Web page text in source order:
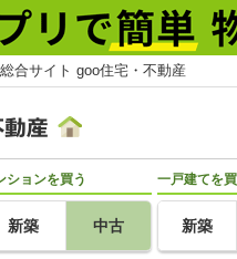
合サイト goo住宅・不動産
ションを買う
新築 中古
一戸建てを
新築